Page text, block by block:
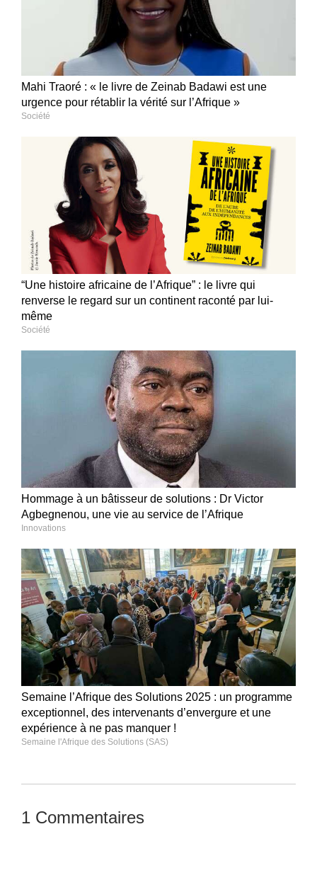
Mahi Traoré : « le livre de Zeinab Badawi est une
urgence pour rétablir la vérité sur l’Afrique »
Société
“Une histoire africaine de l’Afrique” : le livre qui
renverse le regard sur un continent raconté par lui-
même
Société
Hommage à un bâtisseur de solutions : Dr Victor
Agbegnenou, une vie au service de l’Afrique
Innovations
Semaine l’Afrique des Solutions 2025 : un programme
exceptionnel, des intervenants d’envergure et une
expérience à ne pas manquer !
Semaine l'Afrique des Solutions (SAS)
1 Commentaires